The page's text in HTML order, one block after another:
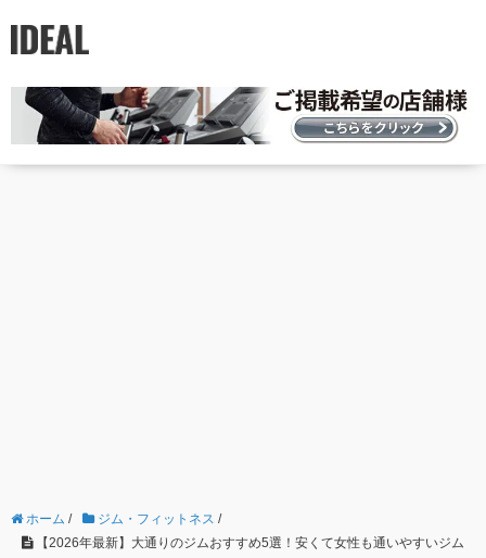
ホーム / ジム・フィットネス /
【2026年最新】大通りのジムおすすめ5選！安くて女性も通いやすいジム